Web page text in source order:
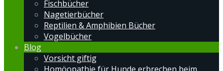
Fischbücher
Nagetierbücher
Reptilien & Amphibien Bücher
Vogelbücher
Blog
Vorsicht giftig